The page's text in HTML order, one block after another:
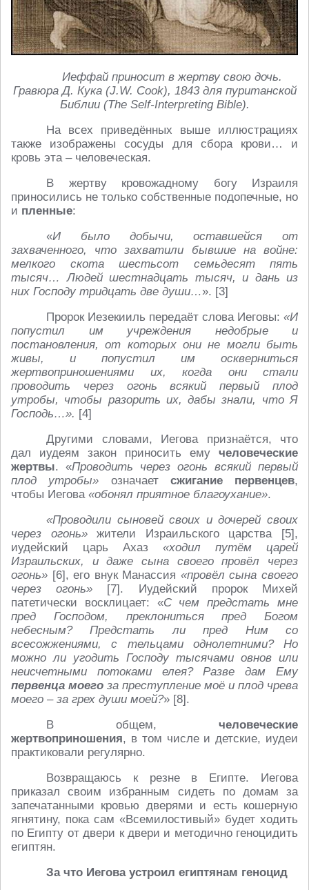
Иеффай приносит в жертву свою дочь.
Гравюра Д. Кука(J.W. Cook), 1843 для пуританской
Библии(The Self-Interpreting Bible).
На всех приведённых выше иллюстрациях
также изображены сосуды для сбора крови… и
кровь эта – человеческая.
В жертву кровожадному богу Израиля
приносились не только собственные подопечные, но
и пленные:
«И было добычи, оставшейся от
захваченного, что захватили бывшие на войне:
мелкого скота шестьсот семьдесят пять
тысяч… Людей шестнадцать тысяч, и дань из
них Господу тридцать две души…». [3]
Пророк Иезекииль передаёт слова Иеговы: «И
попустил им учреждения недобрые и
постановления, от которых они не могли быть
живы, и попустил им оскверниться
жертвоприношениями их, когда они стали
проводить через огонь всякий первый плод
утробы, чтобы разорить их, дабы знали, что Я
Господь…». [4]
Другими словами, Иегова признаётся, что
дал иудеям закон приносить ему человеческие
жертвы. «Проводить через огонь всякий первый
плод утробы» означает сжигание первенцев,
чтобы Иегова «обонял приятное благоухание».
«Проводили сыновей своих и дочерей своих
через огонь»жители Израильского царства [5],
иудейский царь Ахаз «ходил путём царей
Израильских, и даже сына своего провёл через
огонь» [6], его внук Манассия «провёл сына своего
через огонь» [7]. Иудейский пророк Михей
патетически восклицает: «С чем предстать мне
пред Господом, преклониться пред Богом
небесным? Предстать ли пред Ним со
всесожжениями, с тельцами однолетними? Но
можно ли угодить Господу тысячами овнов или
неисчетными потоками елея? Разве дам Ему
первенца моего за преступление моё и плод чрева
моего – за грех души моей?» [8].
В общем, человеческие
жертвоприношения, в том числе и детские, иудеи
практиковали регулярно.
Возвращаюсь к резне в Египте. Иегова
приказал своим избранным сидеть по домам за
запечатанными кровью дверями и есть кошерную
ягнятину, пока сам «Всемилостивый» будет ходить
по Египту от двери к двери и методично геноцидить
египтян.
За что Иегова устроил египтянам геноцид